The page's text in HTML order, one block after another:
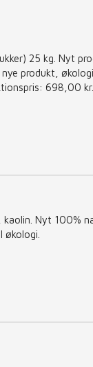
25 kg. Nyt
produkt,
698,00
kaolin. Nyt 100%
økologi.